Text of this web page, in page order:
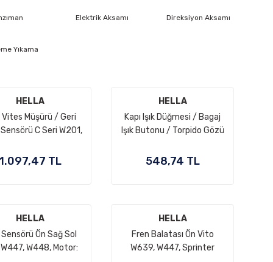
Elektrik Aksamı Direksiyon Aksamı
Yıkama
HELLA
Vites Müşürü / Geri
C Seri W201,
A2015450014,
1.097,47 TL
HELLA
Kapı Işık Düğmesi / Bagaj
Işık Butonu / Torpido Gözü
W116, W123, W124, W201,
548,74 TL
HELLA
Ön Sağ Sol
W448, Motor:
HELLA
Fren Balatası Ön Vito
W639, W447, Sprinter